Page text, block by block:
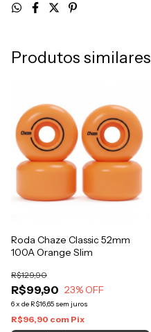
Produtos similares
Roda Chaze Classic 52mm
100A Orange Slim
R$99,90
R$129,90
23% OFF
6x de R$16,65 sem juros
R$96,90 com Pix